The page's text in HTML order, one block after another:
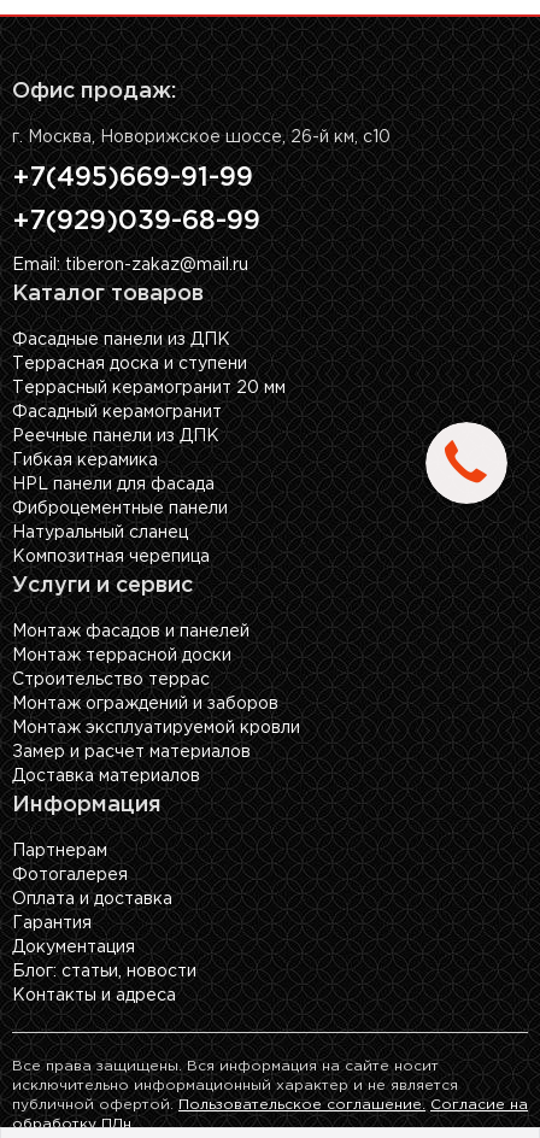
Офис продаж:
г. Москва, Новорижское шоссе, 26-й км, с10
+7(495)669-91-99
+7(929)039-68-99
Email: tiberon-zakaz@mail.ru
Каталог товаров
Фасадные панели из ДПК
Террасная доска и ступени
Террасный керамогранит 20 мм
Фасадный керамогранит
Реечные панели из ДПК
Гибкая керамика
HPL панели для фасада
Фиброцементные панели
Натуральный сланец
Композитная черепица
Услуги и сервис
Монтаж фасадов и панелей
Монтаж террасной доски
Строительство террас
Монтаж ограждений и заборов
Монтаж эксплуатируемой кровли
Замер и расчет материалов
Доставка материалов
Информация
Партнерам
Фотогалерея
Оплата и доставка
Гарантия
Документация
Блог: cтатьи, новости
Контакты и адреса
Все права защищены. Вся информация на сайте носит
исключительно информационный характер и не является
публичной офертой.Пользовательское соглашение.
Согласие на
обработку ПДн.